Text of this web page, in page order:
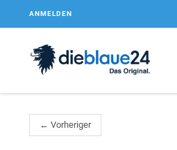
ANMELDEN
← Vorheriger